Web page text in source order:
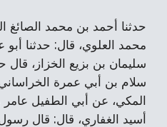
حدثنا أحمد بن محمد الصائغ
محمد العلوي، قال: حدثنا أبو
سليمان بن بزيع الخزاز، قال
سلام بن أبي عمرة
المكي، عن أبي الطفيل
أسيد الغفاري، قال: قال